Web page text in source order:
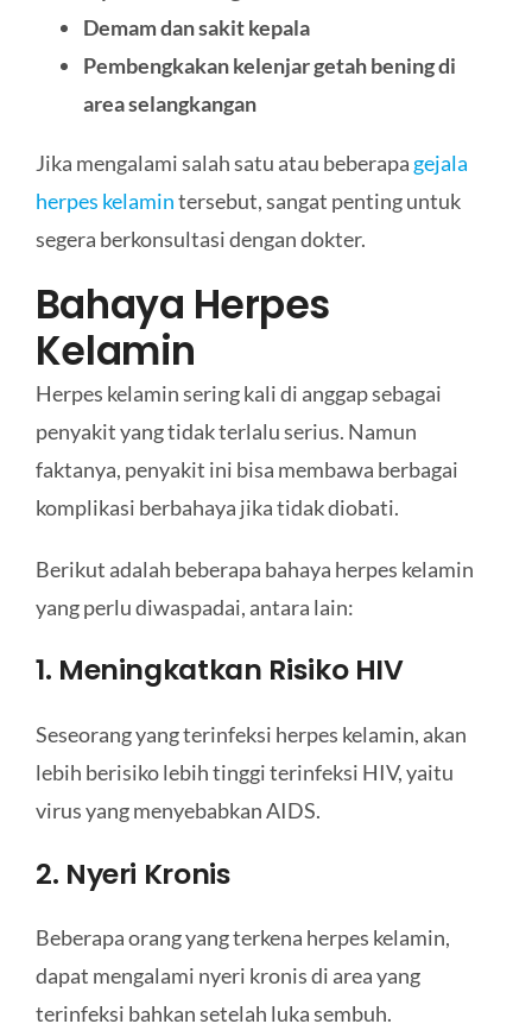
Demam dan sakit kepala
Pembengkakan kelenjar getah bening di
area selangkangan
Jika mengalami salah satu atau beberapa gejala
herpes kelamintersebut, sangat penting untuk
segera berkonsultasi dengan dokter.
Bahaya Herpes
Kelamin
Herpes kelamin sering kali di anggap sebagai
penyakit yang tidak terlalu serius. Namun
faktanya, penyakit ini bisa membawa berbagai
komplikasi berbahaya jika tidak diobati.
Berikut adalah beberapa bahaya herpes kelamin
yang perlu diwaspadai, antara lain:
1. Meningkatkan Risiko HIV
Seseorang yang terinfeksi herpes kelamin, akan
lebih berisiko lebih tinggi terinfeksi HIV, yaitu
virus yang menyebabkan AIDS.
2. Nyeri Kronis
Beberapa orang yang terkena herpes kelamin,
dapat mengalami nyeri kronis di area yang
terinfeksi bahkan setelah luka sembuh.